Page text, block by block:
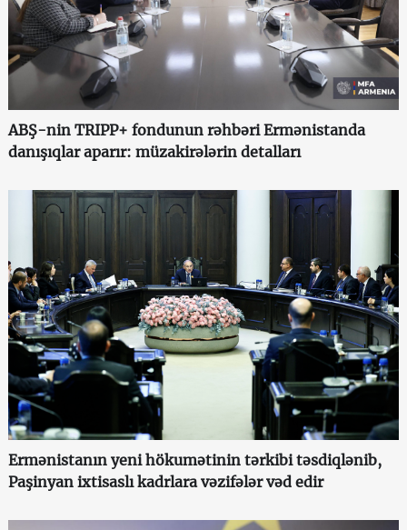
ABŞ-nin TRIPP+ fondunun rəhbəri Ermənistanda
danışıqlar aparır: müzakirələrin detalları
Ermənistanın yeni hökumətinin tərkibi təsdiqlənib,
Paşinyan ixtisaslı kadrlara vəzifələr vəd edir